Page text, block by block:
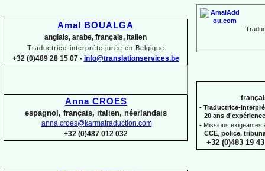
- Traductrice-
20 ans
- Missions exigeantes
CCE police,
+32 (0)483 19
Amal BOUALGA
anglais, arabe, français, italien
Traductrice-interprète jurée en Belgique
+32 (0)489 28 15 07 - info@translationservices.be
Anna CROES
espagnol, français, italien, néerlandais
anna.croes@karmatraduction.com
+32 (0)487 012 032